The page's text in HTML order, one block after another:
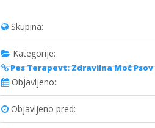
Skupina:
Kategorije:
Pes Terapevt: Zdravilna Moč
Objavljeno::
Objavljeno pred: